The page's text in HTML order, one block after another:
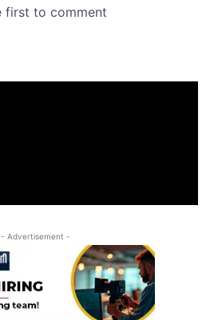
- Advertisement -